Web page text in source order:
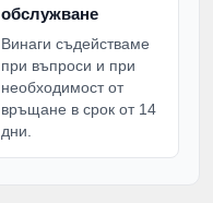
обслужване
Винаги съдействаме
при въпроси и при
необходимост от
връщане в срок от 14
дни.